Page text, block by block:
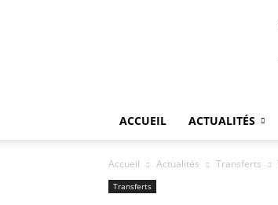
ACCUEIL ACTUALITÉS
Accueil Actualités Transferts
Transferts